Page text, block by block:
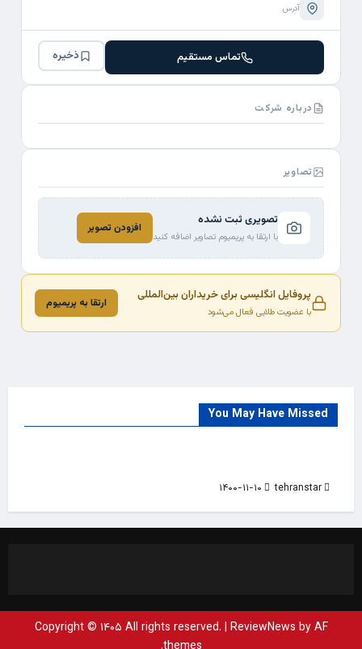
آدرس
تماس مستقیم ذخیره
درباره شرکت
تصاویر
تصویری ثبت نشده
با ارتقا به پریمیوم تصاویر اضافه کنید
افزودن تصویر
پروفایل انگلیسی برای خریداران بین‌المللی
با عضویت طلایی فعال می‌شود
ارتقا به پریمیوم
You May Have Missed
Countries
India
Trade Source
tehranstar
Copyright © ۱۴۰۵ All rights reserved. | ReviewNews by AF